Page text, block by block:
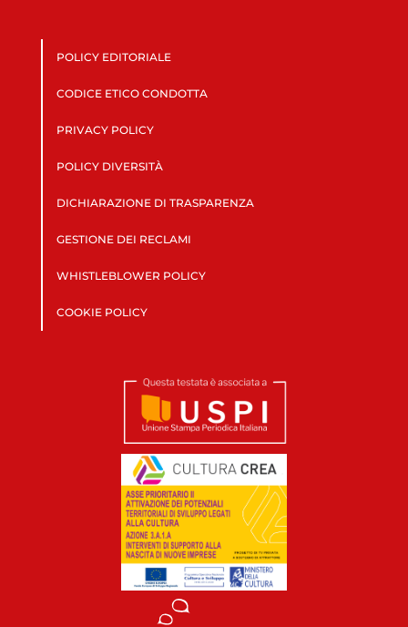
POLICY EDITORIALE
CODICE ETICO CONDOTTA
PRIVACY POLICY
POLICY DIVERSITÀ
DICHIARAZIONE DI TRASPARENZA
GESTIONE DEI RECLAMI
WHISTLEBLOWER POLICY
COOKIE POLICY